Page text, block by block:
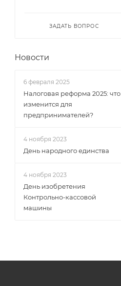
ЗАДАТЬ ВОПРОС
Новости
6 февраля 2025
Налоговая реформа 2025: что
изменится для
предпринимателей?
4 ноября 2023
День народного единства
4 ноября 2023
День изобретения
Контрольно-кассовой
машины